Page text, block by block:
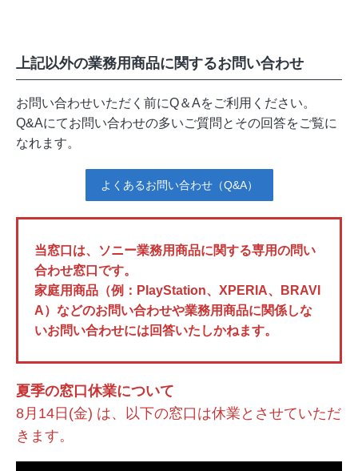
上記以外の業務用商品に関するお問い合わせ
お問い合わせいただく前にQ＆Aをご利用ください。
Q&Aにてお問い合わせの多いご質問とその回答をご覧に
なれます。
よくあるお問い合わせ（Q&A）
当窓口は、ソニー業務用商品に関する専用の問い
合わせ窓口です。
家庭用商品（例：PlayStation、XPERIA、BRAVI
A）などのお問い合わせや業務用商品に関係しな
いお問い合わせには回答いたしかねます。
夏季の窓口休業について
8月14日(金) は、以下の窓口は休業とさせていただ
きます。